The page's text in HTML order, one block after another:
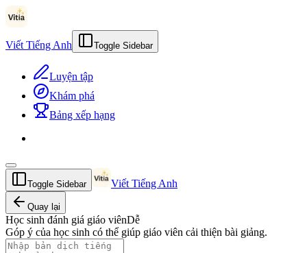
Viết Tiếng Anh Toggle Sidebar
Luyện tập
Khám phá
Bảng xếp hạng
Toggle Sidebar Viết Tiếng Anh
Quay lại
Học sinh đánh giá giáo viênDễ
Góp ý của học sinh có thể giúp giáo viên cải thiện bài giảng.